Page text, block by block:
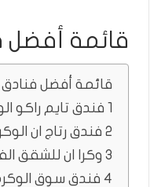
قائمة أفضل
قائمة أفضل فنادق
1 فندق تايم راكو الوكرة
2 فندق رتاج ان الوكرة
3 وكرا ان للشقق الفندقية
4 فندق سوق الوكرة